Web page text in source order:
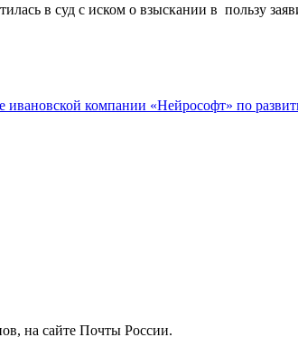
в суд с иском о взыскании в пользу
компании «Нейрософт» по
на сайте Почты России.